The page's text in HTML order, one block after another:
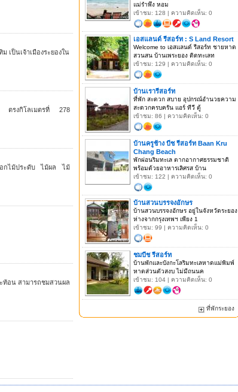
แม่รำพึง หอม
เข้าชม: 128 | ความคิดเห็น: 0
เอสแลนด์ รีสอร์ท : S Land Resort
Welcome to เอสแลนด์ รีสอร์ท ชายหาด
สวนสน บ้านเพระยอง ติดทะเลท
เข้าชม: 129 | ความคิดเห็น: 0
บ้านเรารีสอร์ท
ที่พัก สะดวก สบาย อุปกรณ์อำนวยความ
สะดวกครบครัน แอร์ ทีวี ตู้
เข้าชม: 86 | ความคิดเห็น: 0
บ้านครูช้าง บีช รีสอร์ท Baan Kru
Chang Beach
พักผ่อนริมทะเล ตากอากาศธรรมชาติ
พร้อมด้วยอาหารเลิศรส บ้าน
เข้าชม: 122 | ความคิดเห็น: 0
บ้านสวนบรรจงอักษร
บ้านสวนบรรจงอักษร อยู่ในจังหวัดระยอง
ห่างจากกรุงเทพฯ เพียง 1
เข้าชม: 99 | ความคิดเห็น: 0
ชมบีช รีสอร์ท
บ้านพักและบังกะโลริมทะเลหาดแม่พิมพ์
หาดส่วนตัวสงบ ไม่มีถนนค
เข้าชม: 104 | ความคิดเห็น: 0
ที่พักระยอง
เป็นเจ้าเมืองระยองใน
ง ตรงกิโลเมตรที่ 278
กไม้ประดับ ไม้ผล ไม้
ท้อน สามารถชมสวนผล